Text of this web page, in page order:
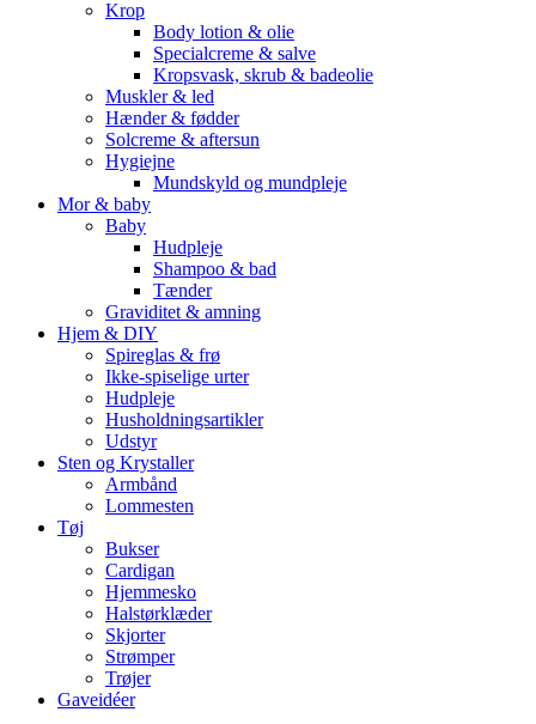
Krop
Body lotion & olie
Specialcreme & salve
Kropsvask, skrub & badeolie
Muskler & led
Hænder & fødder
Solcreme & aftersun
Hygiejne
Mundskyld og mundpleje
Mor & baby
Baby
Hudpleje
Shampoo & bad
Tænder
Graviditet & amning
Hjem & DIY
Spireglas & frø
Ikke-spiselige urter
Hudpleje
Husholdningsartikler
Udstyr
Sten og Krystaller
Armbånd
Lommesten
Tøj
Bukser
Cardigan
Hjemmesko
Halstørklæder
Skjorter
Strømper
Trøjer
Gaveidéer